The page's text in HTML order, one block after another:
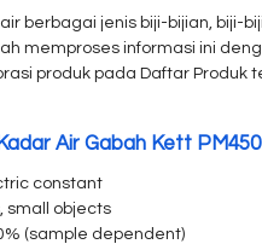
berbagai jenis biji-bijian, biji-
memproses informasi ini
produk pada Daftar
Air Gabah Kett PM450
constant
small objects
(sample dependent)